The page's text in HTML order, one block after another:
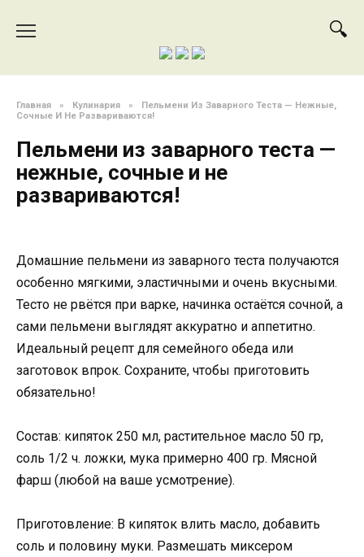
содержанию
Главная » Кулинария »
Пельмени Из Заварного Теста — Нежные,
Сочные И Не Развариваются!
Пельмени из заварного теста —
нежные, сочные и не
развариваются!
Домашние пельмени из заварного теста получаются
особенно мягкими, эластичными и очень вкусными.
Тесто не рвётся при варке, начинка остаётся сочной, а
сами пельмени выглядят аккуратно и аппетитно.
Идеальный рецепт для семейного обеда или
заготовок впрок. Сохраните, чтобы приготовить
обязательно!
Состав: кипяток 250 мл, растительное масло 50 гр,
соль 1/2 ч. ложки, мука примерно 400 гр. Мясной
фарш (любой на ваше усмотрение).
Приготовление: В кипяток влить масло, добавить
соль и половину муки. Размешать миксером